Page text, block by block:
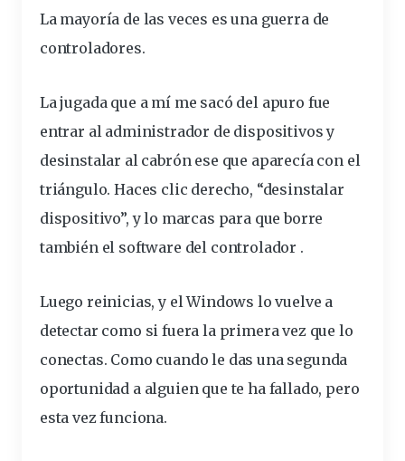
La mayoría de las veces es una guerra de
controladores.
La jugada que a mí me sacó del apuro fue
entrar al administrador de dispositivos y
desinstalar al cabrón ese que aparecía con el
triángulo. Haces clic derecho, “desinstalar
dispositivo”, y lo marcas para que borre
también el software del controlador .
Luego reinicias, y el Windows lo vuelve a
detectar como si fuera la primera vez que lo
conectas. Como cuando le das una segunda
oportunidad a alguien que te ha fallado, pero
esta vez funciona.